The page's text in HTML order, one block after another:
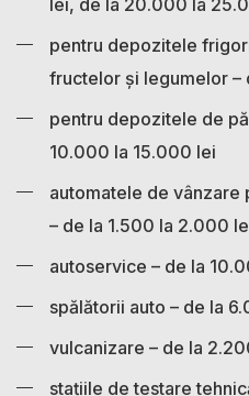
pentru depozitele
fructelor și legumelor
pentru depozitele de
10.000 la 15.000 lei
automatele de vânzare
– de la 1.500 la 2.000
autoservice – de la
spălătorii auto – de la
vulcanizare – de la
stațiile de testare